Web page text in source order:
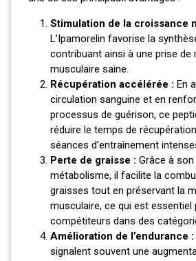
Stimulation de la croissance
L’Ipamorelin favorise la
contribuant ainsi à une prise de
musculaire saine.
Récupération accélérée : En
circulation sanguine et en
processus de guérison, ce
réduire le temps de
séances d’entraînement
Perte de graisse : Grâce à
métabolisme, il facilite la
graisses tout en préservant la
musculaire, ce qui est essentiel
compétiteurs dans des
Amélioration de l’endurance :
signalent souvent une